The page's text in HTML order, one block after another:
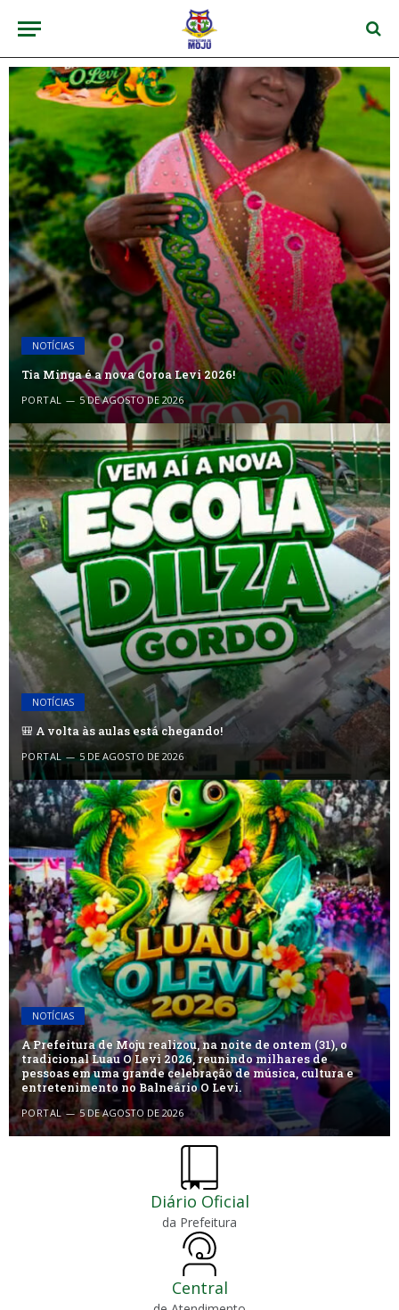
NOTÍCIAS
Tia Minga é a nova Coroa Levi 2026!
PORTAL 5 DE AGOSTO DE 2026
NOTÍCIAS
🎒 A volta às aulas está chegando!
PORTAL 5 DE AGOSTO DE 2026
NOTÍCIAS
A Prefeitura de Moju realizou, na noite de ontem (31), o
tradicional Luau O Levi 2026, reunindo milhares de
pessoas em uma grande celebração de música, cultura e
entretenimento no Balneário O Levi.
PORTAL 5 DE AGOSTO DE 2026
Diário Oficial
da Prefeitura
Central